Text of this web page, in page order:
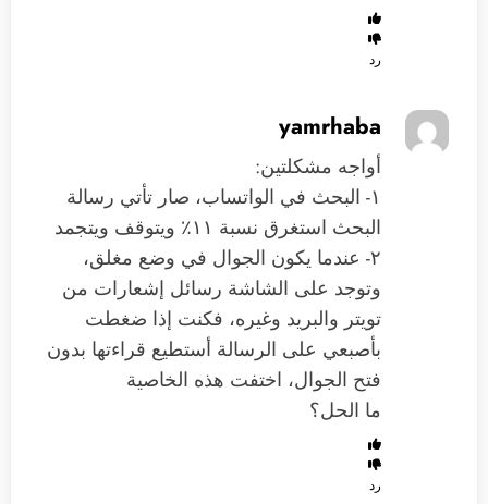
رد
yamrhaba
أواجه مشكلتين:
١- البحث في الواتساب، صار تأتي رسالة
البحث استغرق نسبة ١١٪؜ ويتوقف ويتجمد
٢- عندما يكون الجوال في وضع مغلق،
وتوجد على الشاشة رسائل إشعارات من
تويتر والبريد وغيره، فكنت إذا ضغطت
بأصبعي على الرسالة أستطيع قراءتها بدون
فتح الجوال، اختفت هذه الخاصية
ما الحل؟
رد